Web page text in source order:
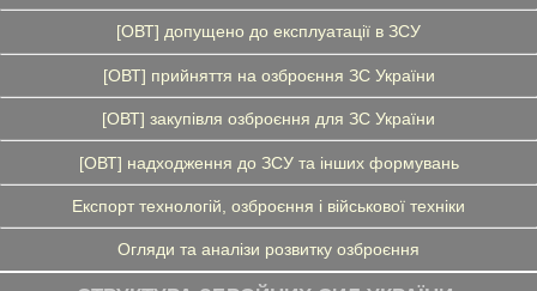
[ОВТ] допущено до експлуатації в ЗСУ
[ОВТ] прийняття на озброєння ЗС України
[ОВТ] закупівля озброєння для ЗС України
[ОВТ] надходження до ЗСУ та інших формувань
Експорт технологій, озброєння і військової техніки
Огляди та аналізи розвитку озброєння